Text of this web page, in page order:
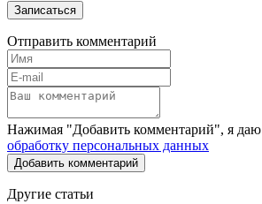
Отправить комментарий
Нажимая "Добавить комментарий", я даю
обработку персональных данных
Другие статьи